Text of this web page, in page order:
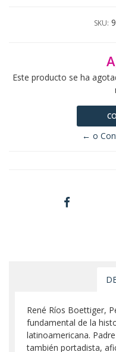
SKU:
Este producto se ha
← o
René Ríos Boettiger,
fundamental de la
latinoamericana.
también portadista,